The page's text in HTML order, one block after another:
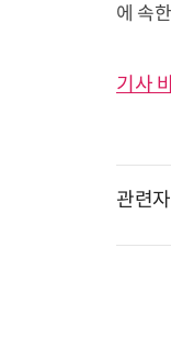
에 속
기사
관련